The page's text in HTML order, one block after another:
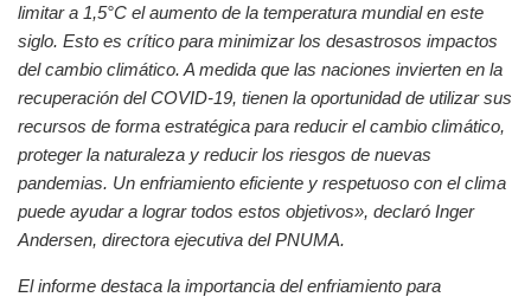
limitar a 1,5°C el aumento de la temperatura mundial en este
siglo. Esto es crítico para minimizar los desastrosos impactos
del cambio climático. A medida que las naciones invierten en la
recuperación del COVID-19, tienen la oportunidad de utilizar sus
recursos de forma estratégica para reducir el cambio climático,
proteger la naturaleza y reducir los riesgos de nuevas
pandemias. Un enfriamiento eficiente y respetuoso con el clima
puede ayudar a lograr todos estos objetivos», declaró Inger
Andersen, directora ejecutiva del PNUMA.
El informe destaca la importancia del enfriamiento para